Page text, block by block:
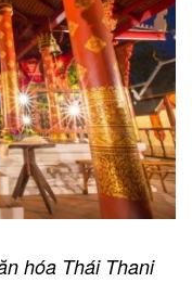
hóa Thái Thani